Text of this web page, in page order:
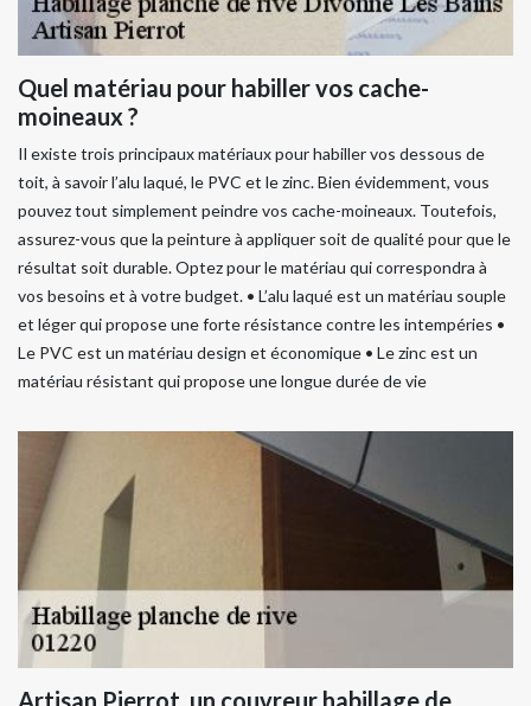
Quel matériau pour habiller vos cache-
moineaux ?
Il existe trois principaux matériaux pour habiller vos dessous de
toit, à savoir l’alu laqué, le PVC et le zinc. Bien évidemment, vous
pouvez tout simplement peindre vos cache-moineaux. Toutefois,
assurez-vous que la peinture à appliquer soit de qualité pour que le
résultat soit durable. Optez pour le matériau qui correspondra à
vos besoins et à votre budget. • L’alu laqué est un matériau souple
et léger qui propose une forte résistance contre les intempéries •
Le PVC est un matériau design et économique • Le zinc est un
matériau résistant qui propose une longue durée de vie
Artisan Pierrot, un couvreur habillage de